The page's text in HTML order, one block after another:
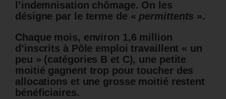
l’indemnisation chômage. On les
désigne par le terme de « permittents ».
Chaque mois, environ 1,6 million
d’inscrits à Pôle emploi travaillent « un
peu » (catégories B et C), une petite
moitié gagnent trop pour toucher des
allocations et une grosse moitié restent
bénéficiaires.